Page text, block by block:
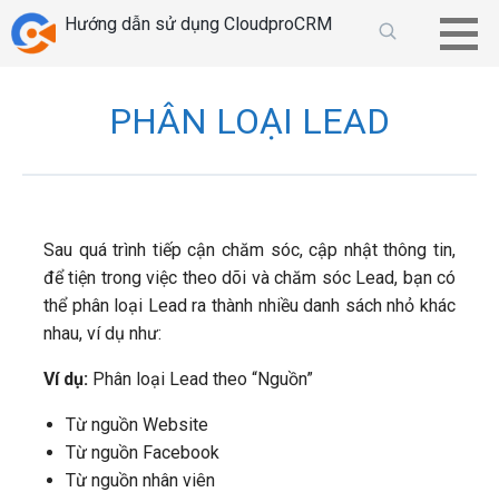
Chuyển
tới
Hướng dẫn sử dụng CloudproCRM
PHÂN LOẠI LEAD
Sau quá trình tiếp cận chăm sóc, cập nhật thông tin,
để tiện trong việc theo dõi và chăm sóc Lead, bạn có
thể phân loại Lead ra thành nhiều danh sách nhỏ khác
nhau, ví dụ như:
Ví dụ: Phân loại Lead theo “Nguồn”
Từ nguồn Website
Từ nguồn Facebook
Từ nguồn nhân viên